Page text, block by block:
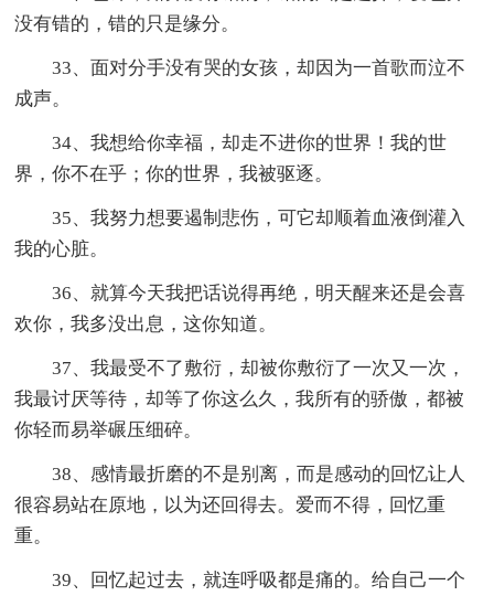
没有错的，错的只是缘分。
33、面对分手没有哭的女孩，却因为一首歌而泣不
成声。
34、我想给你幸福，却走不进你的世界！我的世
界，你不在乎；你的世界，我被驱逐。
35、我努力想要遏制悲伤，可它却顺着血液倒灌入
我的心脏。
36、就算今天我把话说得再绝，明天醒来还是会喜
欢你，我多没出息，这你知道。
37、我最受不了敷衍，却被你敷衍了一次又一次，
我最讨厌等待，却等了你这么久，我所有的骄傲，都被
你轻而易举碾压细碎。
38、感情最折磨的不是别离，而是感动的回忆让人
很容易站在原地，以为还回得去。爱而不得，回忆重
重。
39、回忆起过去，就连呼吸都是痛的。给自己一个